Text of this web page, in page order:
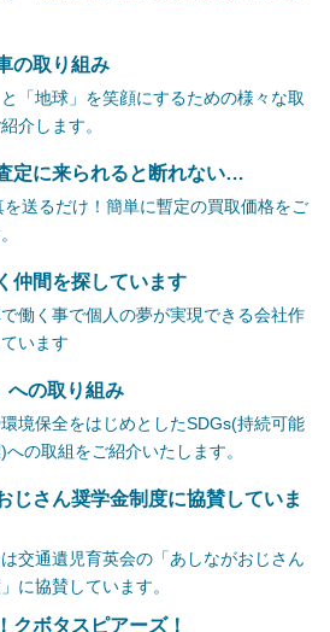
の取り組み
と「地球」を笑顔にするための様々な取
介します。
定に来られると断れない…
を送るだけ！簡単に暫定の買取価格をご
仲間を探しています
働く事で個人の夢が実現できる会社作
います
への取り組み
境保全をはじめとしたSDGs(持続可能
への取組をご紹介いたします。
じさん奨学金制度に協賛していま
交通遺児育英会の「あしながおじさん
に協賛しています。
クボタスピアーズ！